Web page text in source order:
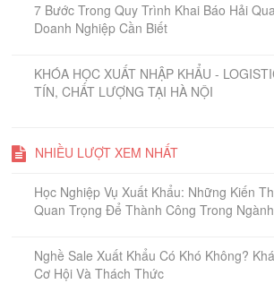
7 Bước Trong Quy Trình Khai Báo Hải
Doanh Nghiệp Cần Biết
KHÓA HỌC XUẤT NHẬP KHẨU -
TÍN, CHẤT LƯỢNG TẠI HÀ NỘI
NHIỀU LƯỢT XEM NHẤT
Học Nghiệp Vụ Xuất Khẩu: Những Kiến
Quan Trọng Để Thành Công Trong Ngành
Nghề Sale Xuất Khẩu Có Khó Không?
Cơ Hội Và Thách Thức